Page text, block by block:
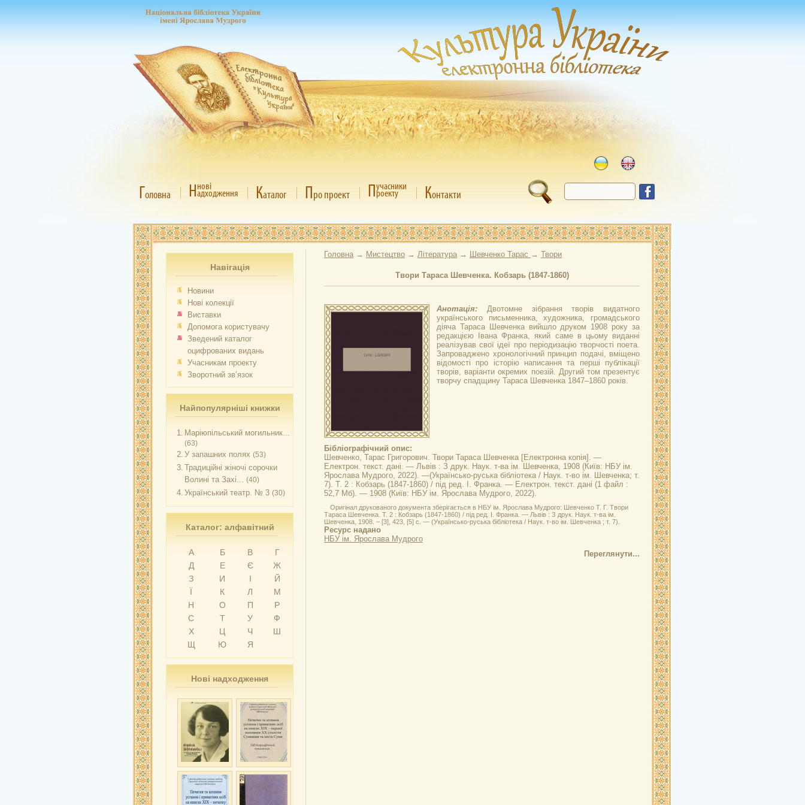
Головна Ннові
адходження Каталог Про проект Пучасники
роекту Контакти
Навігація
Новини
Нові колекції
Виставки
Допомога користувачу
Зведений каталог
оцифрованих видань
Учасникам проекту
Зворотний зв’язок
Найпопулярніші книжки
1. Маріюпільський могильник...
(63)
2. У запашних полях (53)
3. Традиційні жіночі сорочки
Волині та Захі... (40)
4. Український театр. № 3 (30)
Каталог: алфавітний
А Б В
Г
Д
Е Є
Ж
З
И І
Й
Ї
К Л
М
Н
О П
Р
С
Т У
Ф
Х
Ц Ч
Ш
Щ
Ю Я
Нові надходження
Головна → Мистецтво → Література → Шевченко Тарас → Твори
Твори Тараса Шевченка. Кобзарь (1847-1860)
Анотація: Двотомне зібрання творів видатного
українського письменника, художника, громадського
діяча Тараса Шевченка вийшло друком 1908 року за
редакцією Івана Франка, який саме в цьому виданні
реалізував свої ідеї про періодизацію творчості поета.
Запроваджено хронологічний принцип подачі, вміщено
відомості про історію написання та перші публікації
творів, варіанти окремих поезій. Другий том презентує
творчу спадщину Тараса Шевченка 1847–1860 років.
Бібліографічний опис:
Шевченко, Тарас Григорович. Твори Тараса Шевченка [Електронна копія]. —
Електрон. текст. дані. — Львів : З друк. Наук. т-ва ім. Шевченка, 1908 (Київ: НБУ ім.
Ярослава Мудрого, 2022). —(Українсько-руська бібліотека / Наук. т-во ім. Шевченка; т.
7). Т. 2 : Кобзарь (1847-1860) / під ред. І. Франка. — Електрон. текст. дані (1 файл :
52,7 Мб). — 1908 (Київ: НБУ ім. Ярослава Мудрого, 2022).
Оригінал друкованого документа зберігається в НБУ ім. Ярослава Мудрого: Шевченко Т. Г. Твори
Тараса Шевченка. Т. 2 : Кобзарь (1847-1860) / під ред. І. Франка. — Львів : З друк. Наук. т-ва ім.
Шевченка, 1908. – [3], 423, [5] с. — (Українсько-руська бібліотека / Наук. т-во ім. Шевченка ; т. 7).
Ресурс надано
НБУ ім. Ярослава Мудрого
Переглянути...